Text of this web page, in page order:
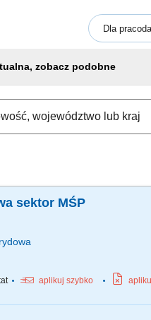
Dla
zobacz podobne
sektor MŚP
aplikuj szybko